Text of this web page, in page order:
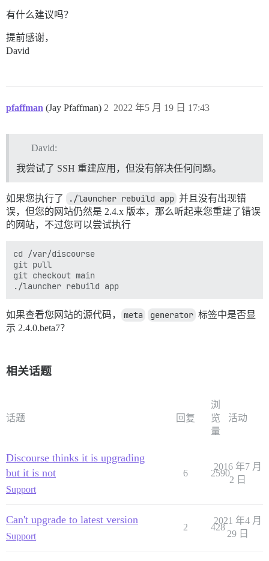
有什么建议吗？
提前感谢，
David
pfaffman (Jay Pfaffman) 2022 年5 月 19 日 17:43
2
David:
我尝试了 SSH 重建应用，但没有解决任何问题。
如果您执行了 ./launcher rebuild app 并且没有出现错
误，但您的网站仍然是 2.4.x 版本，那么听起来您重建了错误
的网站，不过您可以尝试执行
cd /var/discourse
git pull
git checkout main
如果查看您网站的源代码， meta generator 标签中是否显
示 2.4.0.beta7？
相关话题
话题 回复
浏
览
量
活动
Discourse thinks it is upgrading
but it is not
Support
6 2590
2016 年7 月
2 日
Can't upgrade to latest version
Support
2 428
2021 年4 月
29 日